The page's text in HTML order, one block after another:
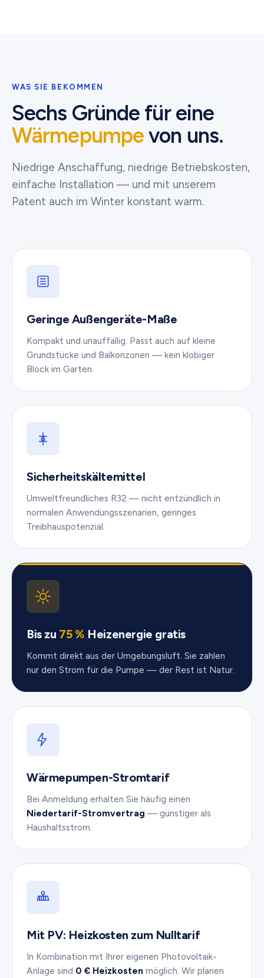
WAS SIE BEKOMMEN
Sechs Gründe für eine
Wärmepumpevon uns.
Niedrige Anschaffung, niedrige Betriebskosten,
einfache Installation — und mit unserem
Patent auch im Winter konstant warm.
Geringe Außen­geräte-Maße
Kompakt und unauffällig. Passt auch auf kleine
Grundstücke und Balkonzonen — kein klobiger
Block im Garten.
Sicherheits­kältemittel
Umweltfreundliches R32 — nicht entzündlich in
normalen Anwendungs­szenarien, geringes
Treibhaus­potenzial.
Bis zu 75 % Heizenergie gratis
Kommt direkt aus der Umgebungsluft. Sie zahlen
nur den Strom für die Pumpe — der Rest ist Natur.
Wärmepumpen-Stromtarif
Bei Anmeldung erhalten Sie häufig einen
Niedertarif-Stromvertrag — günstiger als
Haushaltsstrom.
Mit PV: Heizkosten zum Nulltarif
In Kombination mit Ihrer eigenen Photovoltaik-
Anlage sind 0 € Heizkosten möglich. Wir planen